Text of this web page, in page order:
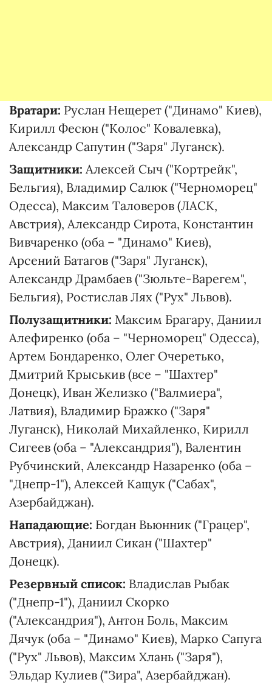
Вратари: Руслан Нещерет ("Динамо" Киев),
Кирилл Фесюн ("Колос" Ковалевка),
Александр Сапутин ("Заря" Луганск).
Защитники: Алексей Сыч ("Кортрейк",
Бельгия), Владимир Салюк ("Черноморец"
Одесса), Максим Таловеров (ЛАСК,
Австрия), Александр Сирота, Константин
Вивчаренко (оба – "Динамо" Киев),
Арсений Батагов ("Заря" Луганск),
Александр Драмбаев ("Зюльте-Варегем",
Бельгия), Ростислав Лях ("Рух" Львов).
Полузащитники: Максим Брагару, Даниил
Алефиренко (оба – "Черноморец" Одесса),
Артем Бондаренко, Олег Очеретько,
Дмитрий Крыськив (все – "Шахтер"
Донецк), Иван Желизко ("Валмиера",
Латвия), Владимир Бражко ("Заря"
Луганск), Николай Михайленко, Кирилл
Сигеев (оба – "Александрия"), Валентин
Рубчинский, Александр Назаренко (оба –
"Днепр-1"), Алексей Кащук ("Сабах",
Азербайджан).
Нападающие: Богдан Вьюнник ("Грацер",
Австрия), Даниил Сикан ("Шахтер"
Донецк).
Резервный список: Владислав Рыбак
("Днепр-1"), Даниил Скорко
("Александрия"), Антон Боль, Максим
Дячук (оба – "Динамо" Киев), Марко Сапуга
("Рух" Львов), Максим Хлань ("Заря"),
Эльдар Кулиев ("Зира", Азербайджан).